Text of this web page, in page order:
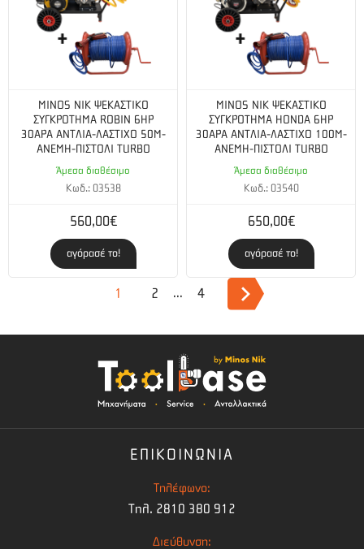
MINOS NIK ΨΕΚΑΣΤΙΚΟ
ΣΥΓΚΡΟΤΗΜΑ ROBIN 6HP
30ΑΡΑ ΑΝΤΛΙΑ-ΛΑΣΤΙΧΟ 50M-
ΑΝΕΜΗ-ΠΙΣΤΟΛΙ TURBO
Άμεσα διαθέσιμο
Κωδ.: 03538
560,00€
αγόρασέ το!
MINOS NIK ΨΕΚΑΣΤΙΚΟ
ΣΥΓΚΡΟΤΗΜΑ HONDA 6HP
30ΑΡΑ ΑΝΤΛΙΑ-ΛΑΣΤΙΧΟ 100M-
ΑΝΕΜΗ-ΠΙΣΤΟΛΙ TURBO
Άμεσα διαθέσιμο
Κωδ.: 03540
650,00€
αγόρασέ το!
1 2 ... 4
ΕΠΙΚΟΙΝΩΝΙΑ
Τηλέφωνο:
Τηλ. 2810 380 912
Διεύθυνση: